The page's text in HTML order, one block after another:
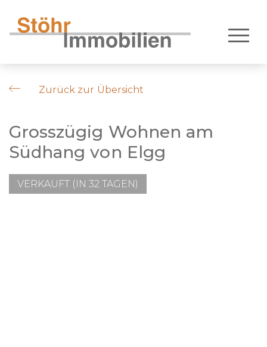
Zurück zur Übersicht
Grosszügig Wohnen am
Südhang von Elgg
VERKAUFT (IN 32 TAGEN)